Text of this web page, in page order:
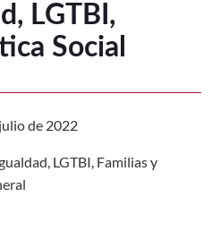
LGTBI,
Social
de 2022
LGTBI, Familias y